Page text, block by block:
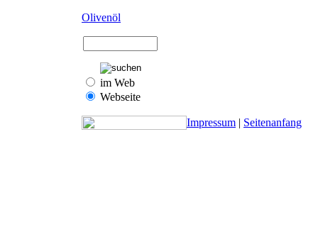
Olivenöl
im Web
Webseite
Impressum | Seitenanfang